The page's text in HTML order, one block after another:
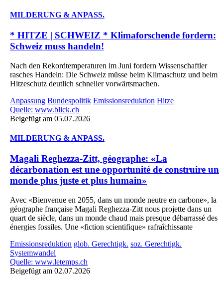
MILDERUNG & ANPASS.
* HITZE | SCHWEIZ * Klimaforschende fordern:
Schweiz muss handeln!
Nach den Rekordtemperaturen im Juni fordern Wissenschaftler
rasches Handeln: Die Schweiz müsse beim Klimaschutz und beim
Hitzeschutz deutlich schneller vorwärtsmachen.
Anpassung Bundespolitik Emissionsreduktion Hitze
Quelle: www.blick.ch
Beigefügt am 05.07.2026
MILDERUNG & ANPASS.
Magali Reghezza-Zitt, géographe: «La
décarbonation est une opportunité de construire un
monde plus juste et plus humain»
Avec «Bienvenue en 2055, dans un monde neutre en carbone», la
géographe française Magali Reghezza-Zitt nous projette dans un
quart de siècle, dans un monde chaud mais presque débarrassé des
énergies fossiles. Une «fiction scientifique» rafraîchissante
Emissionsreduktion glob. Gerechtigk. soz. Gerechtigk.
Systemwandel
Quelle: www.letemps.ch
Beigefügt am 02.07.2026